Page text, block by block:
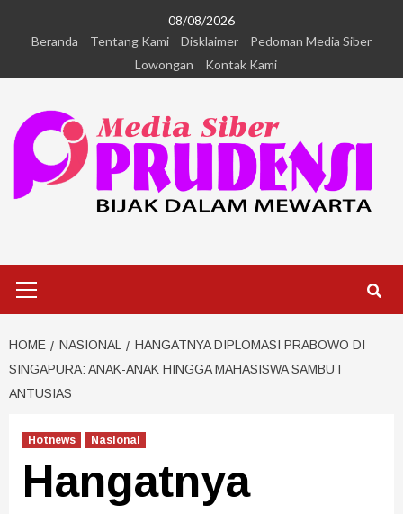
08/08/2026
Beranda
Tentang Kami Disklaimer
Pedoman Media Siber
Lowongan
Kontak Kami
HOME NASIONAL
HANGATNYA DIPLOMASI PRABOWO DI
SINGAPURA: ANAK-ANAK HINGGA MAHASISWA SAMBUT
ANTUSIAS
Hotnews Nasional
Hangatnya